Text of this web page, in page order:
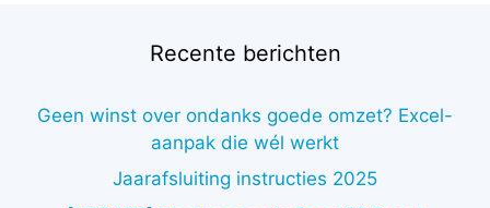
Recente berichten
Geen winst over ondanks goede omzet? Excel-
aanpak die wél werkt
Jaarafsluiting instructies 2025